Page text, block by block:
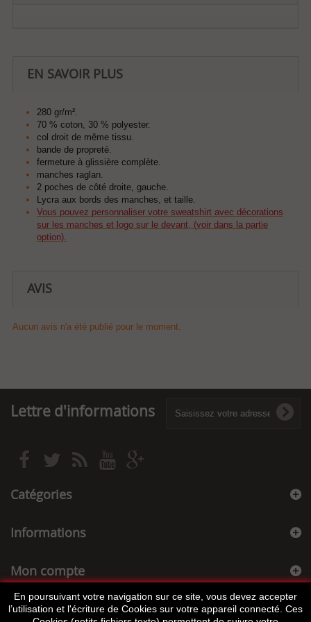
EN SAVOIR PLUS
280 gr/m².
70 % coton, 30 % polyester.
col droit de même tissu.
bande de propreté.
fermeture à glissière complète.
manches raglan.
2 poches de côté droite, gauche.
Lycra aux bords des manches, et taille.
Vous pouvez personnaliser votre sweatshirt avec décorations
sur les manches et logo sur le devant, (voir dans la partie
option).
AVIS
Aucun avis n'a été publié pour le moment.
Lettre d'informations
Catégories
Informations
Mon compte
Informations sur votre boutique
En poursuivant votre navigation sur ce site, vous devez accepter
l’utilisation et l'écriture de Cookies sur votre appareil connecté. Ces